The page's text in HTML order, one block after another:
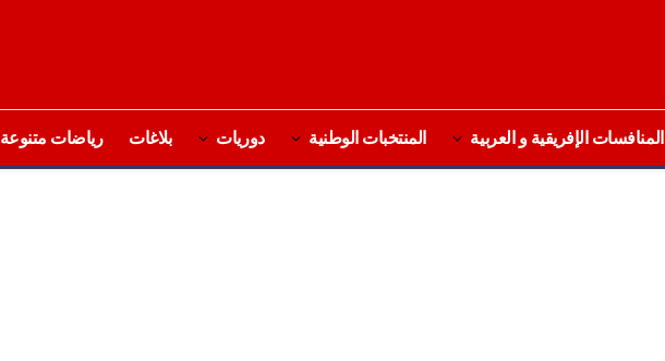
المنافسات الإفريقية و العربية المنتخبات الوطنية دوريات بلاغات رياضات متنوعة